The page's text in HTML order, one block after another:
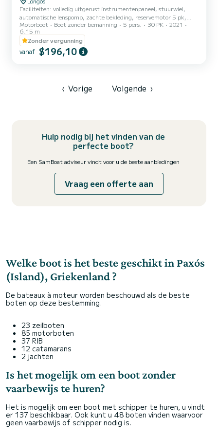
Faciliteiten: volledig uitgerust instrumentenpaneel, stuurwiel,
automatische lenspomp, zachte bekleding, reservemotor 5 pk,
muzieksysteem, koelbox, douche, zonnedek, kussens,
bekerhouders, ladder, zonnekap, GPS-veiligheidssysteem.
Motorboot Boot zonder bemanning 5 pers. 30 PK
2021
6.15 m
Zonder vergunning
vanaf $196,10
‹ Vorige Volgende ›
Hulp nodig bij het vinden van de
perfecte boot?
Een SamBoat adviseur vindt voor u de beste aanbiedingen
Vraag een offerte aan
Welke boot is het beste geschikt in Paxós
(Island), Griekenland ?
De bateaux à moteur worden beschouwd als de beste
boten op deze bestemming.
23 zeilboten
85 motorboten
37 RIB
12 catamarans
2 jachten
Is het mogelijk om een boot zonder
vaarbewijs te huren?
Het is mogelijk om een boot met schipper te huren, u vindt
er 137 beschikbaar. Ook kunt u 48 boten vinden waarvoor
geen vaarbewijs of schipper nodig is.